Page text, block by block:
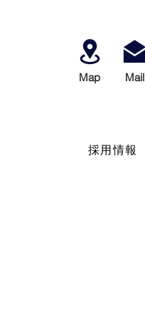
Map ​Mail
採用情報